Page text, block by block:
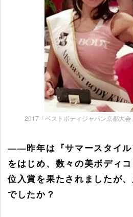
2017「ベストボディジャパン京都大会
――昨年は『サマースタイル
をはじめ、数々の美ボディ
位入賞を果たされましたが
でしたか？